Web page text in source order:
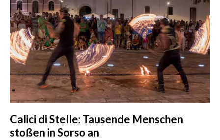
Calici di Stelle: Tausende Menschen
stoßen in Sorso an